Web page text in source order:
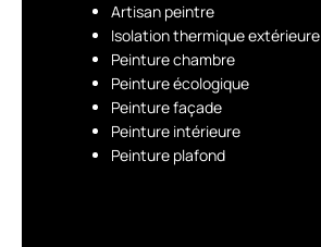
Artisan peintre
Isolation thermique extérieure
Peinture chambre
Peinture écologique
Peinture façade
Peinture intérieure
Peinture plafond